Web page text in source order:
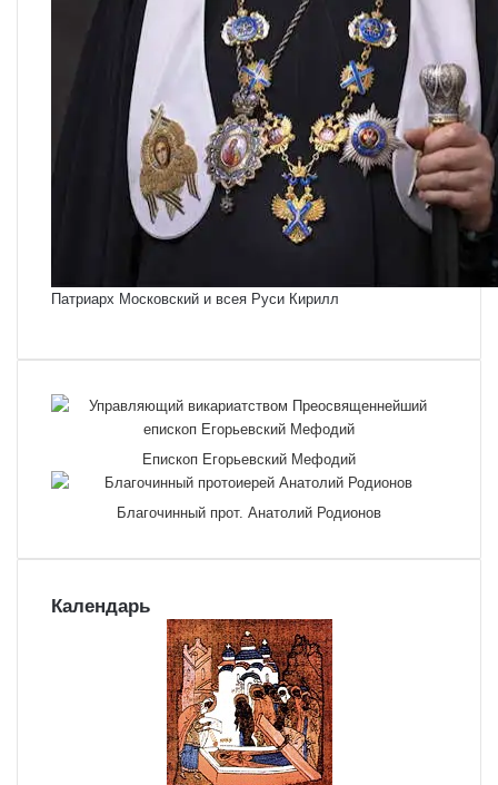
Патриарх Московский и всея Руси Кирилл
Епископ Егорьевский Мефодий
Благочинный прот. Анатолий Родионов
Календарь